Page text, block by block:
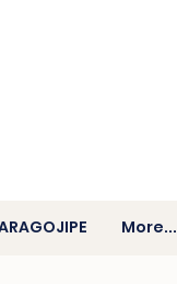
More...